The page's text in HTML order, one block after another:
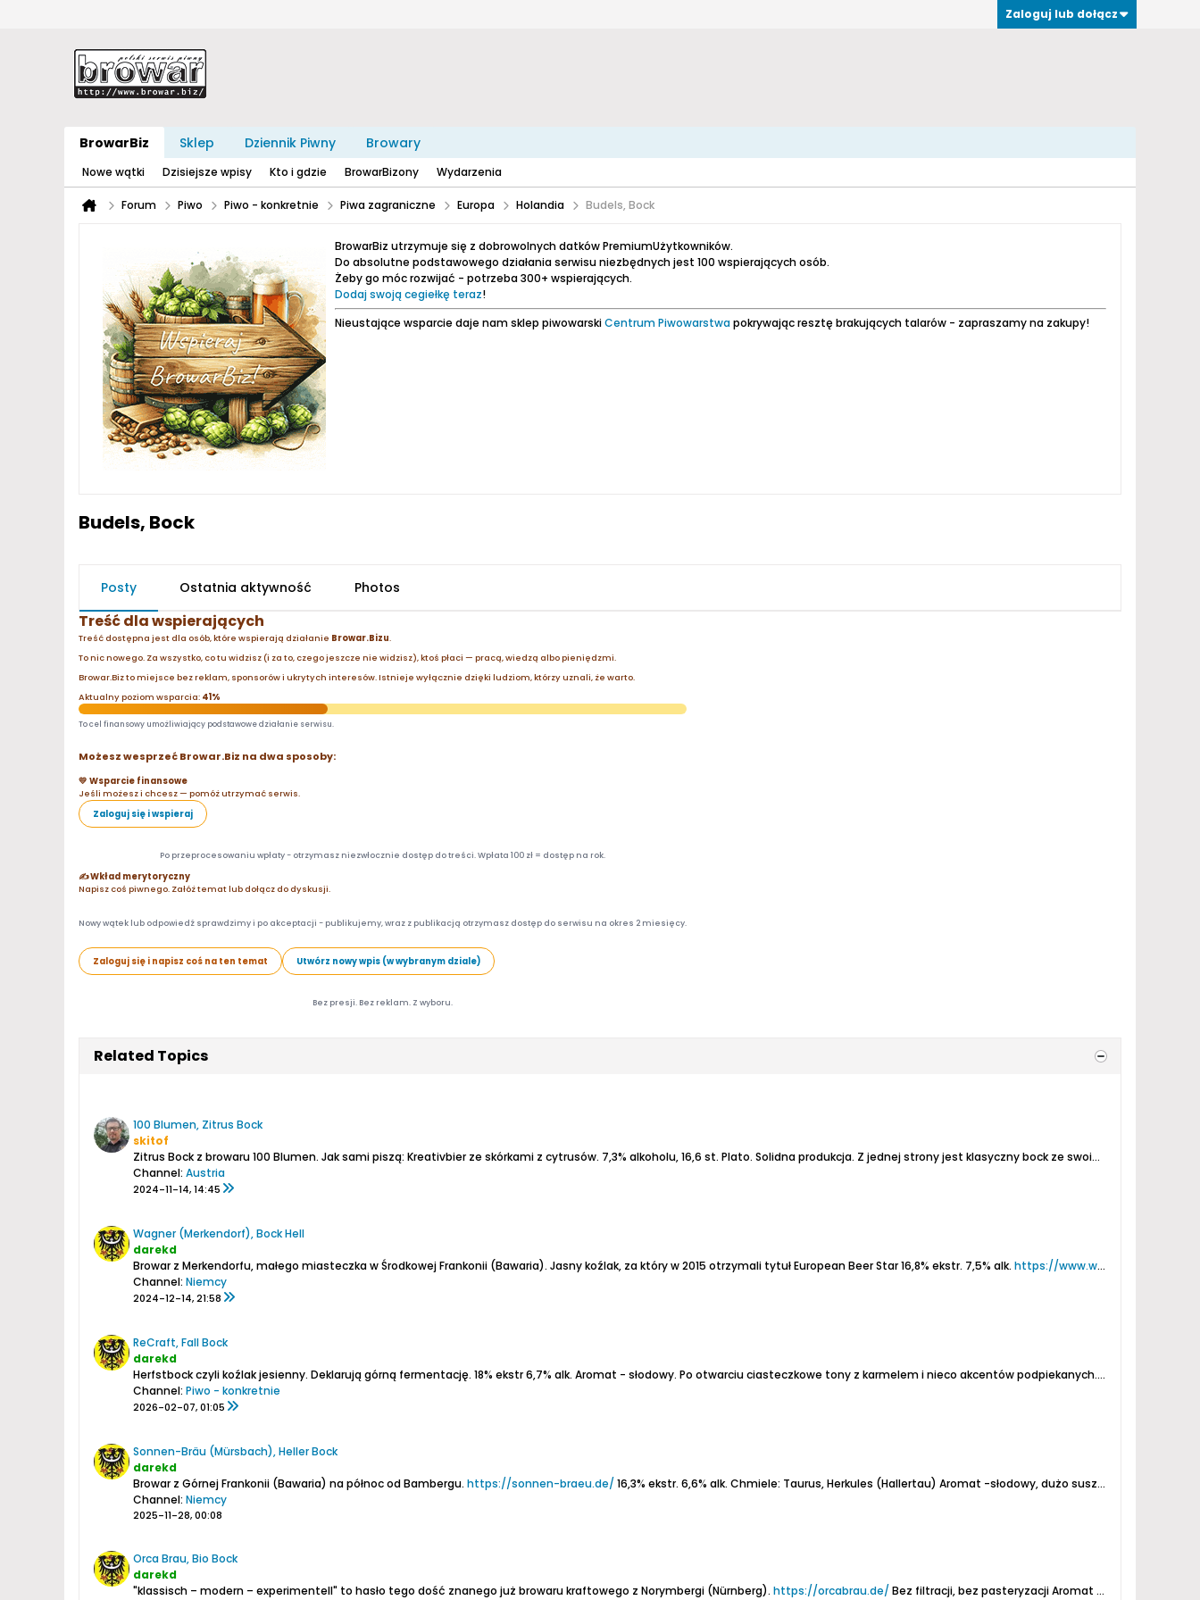
Zaloguj lub dołącz
BrowarBiz Sklep Dziennik Piwny Browary
Nowe wątki Dzisiejsze wpisy Kto i gdzie BrowarBizony Wydarzenia
Forum Piwo Piwo - konkretnie Piwa zagraniczne Europa Holandia Budels, Bock
BrowarBiz utrzymuje się z dobrowolnych datków PremiumUżytkowników.
Do absolutne podstawowego działania serwisu niezbędnych jest 100 wspierających osób.
Żeby go móc rozwijać - potrzeba 300+ wspierających.
Dodaj swoją cegiełkę teraz!
Nieustające wsparcie daje nam sklep piwowarskiCentrum Piwowarstwapokrywając resztę brakujących talarów - zapraszamy na zakupy!
Budels, Bock
Posty Ostatnia aktywność Photos
Treść dla wspierających
Treść dostępna jest dla osób, które wspierają działanie Browar.Bizu.
To nic nowego. Za wszystko, co tu widzisz (i za to, czego jeszcze nie widzisz), ktoś płaci — pracą, wiedzą albo pieniędzmi.
Browar.Biz to miejsce bez reklam, sponsorów i ukrytych interesów. Istnieje wyłącznie dzięki ludziom, którzy uznali, że warto.
Aktualny poziom wsparcia: 41%
To cel finansowy umożliwiający podstawowe działanie serwisu.
Możesz wesprzeć Browar.Biz na dwa sposoby:
💛 Wsparcie finansowe
Jeśli możesz i chcesz — pomóż utrzymać serwis.
Zaloguj się i wspieraj
Po przeprocesowaniu wpłaty - otrzymasz niezwłocznie dostęp do treści. Wpłata 100 zł = dostęp na rok.
✍️ Wkład merytoryczny
Napisz coś piwnego. Załóż temat lub dołącz do dyskusji.
Nowy wątek lub odpowiedź sprawdzimy i po akceptacji - publikujemy, wraz z publikacją otrzymasz dostęp do serwisu na okres 2 miesięcy.
Zaloguj się i napisz coś na ten temat Utwórz nowy wpis (w wybranym dziale)
Bez presji. Bez reklam. Z wyboru.
Related Topics
100 Blumen, Zitrus Bock
skitof
Zitrus Bock z browaru 100 Blumen. Jak sami piszą: Kreativbier ze skórkami z cytrusów. 7,3% alkoholu, 16,6 st. Plato. Solidna produkcja. Z jednej strony jest klasyczny bock ze swoimi cechami charakterystycznymi, z drugiej czuć jakieś przełamanie smakowe i aromatyczne. Skórki cytrusów nie...
Channel: Austria
2024-11-14, 14:45
Wagner (Merkendorf), Bock Hell
darekd
Browar z Merkendorfu, małego miasteczka w Środkowej Frankonii (Bawaria). Jasny koźlak, za który w 2015 otrzymali tytuł European Beer Star16,8% ekstr. 7,5% alk. https://www.wagner-merkendorf.de/unsere-biersorten/
Channel: Niemcy
2024-12-14, 21:58
ReCraft, Fall Bock
darekd
Herfstbock czyli koźlak jesienny. Deklarują górną fermentację. 18% ekstr6,7% alk. Aromat - słodowy. Po otwarciu ciasteczkowe tony z karmelem i nieco akcentów podpiekanych. Po przelaniu karmel i podsuszone owoce, minimalne rozpuszczalnikowe muśnięcie i znikomy...
Channel: Piwo - konkretnie
2026-02-07, 01:05
Sonnen-Bräu (Mürsbach), Heller Bock
darekd
Browar z Górnej Frankonii (Bawaria) na północ od Bambergu. https://sonnen-braeu.de/ 16,3% ekstr. 6,6% alk. Chmiele: Taurus, Herkules (Hallertau) Aromat -słodowy, dużo suszu owocowego, lekki karmel, trochę chmielu (nieco kwiatowy, też ziołowy)...
Channel: Niemcy
2025-11-28, 00:08
Orca Brau, Bio Bock
darekd
"klassisch – modern – experimentell" to hasło tego dość znanego już browaru kraftowego z Norymbergi (Nürnberg). https://orcabrau.de/ Bez filtracji, bez pasteryzacjiAromat - intensywnie słodowy, ciasteczkowy, podpalany, trochę karmelu...